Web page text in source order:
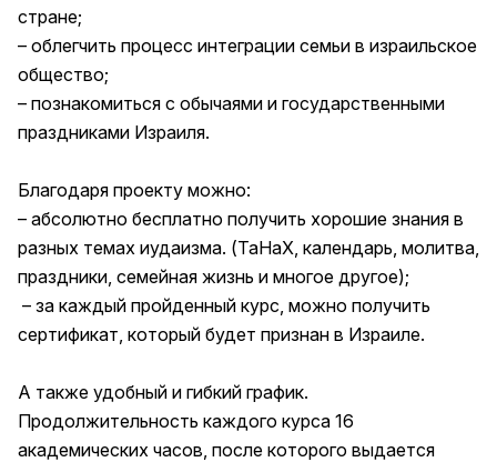
стране;
– облегчить процесс интеграции семьи в израильское
общество;
– познакомиться с обычаями и государственными
праздниками Израиля.
Благодаря проекту можно:
– абсолютно бесплатно получить хорошие знания в
разных темах иудаизма. (ТаНаХ, календарь, молитва,
праздники, семейная жизнь и многое другое);
– за каждый пройденный курс, можно получить
сертификат, который будет признан в Израиле.
А также удобный и гибкий график.
Продолжительность каждого курса 16
академических часов, после которого выдается